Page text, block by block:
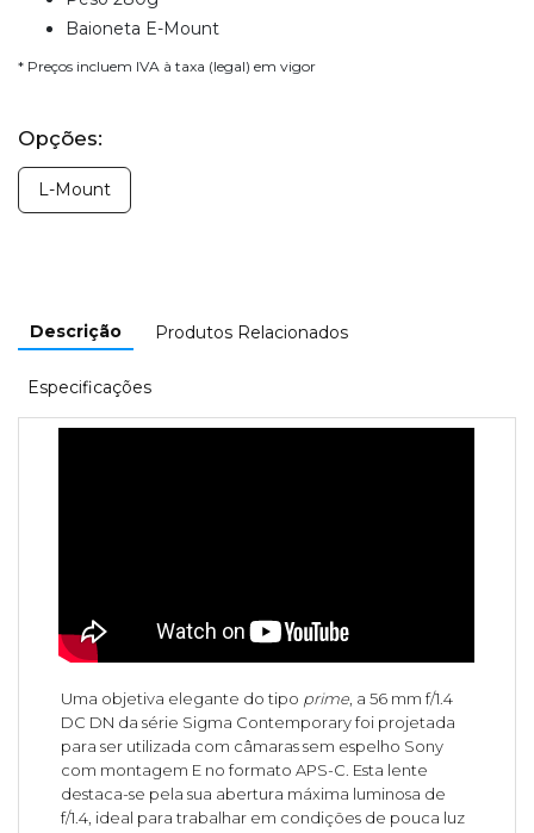
Baioneta E-Mount
* Preços incluem IVA à taxa (legal) em vigor
Opções:
L-Mount
Descrição Produtos Relacionados
Especificações
Uma objetiva elegante do tipo prime , a 56 mm f/1.4
DC DN da série Sigma Contemporary foi projetada
para ser utilizada com câmaras sem espelho Sony
com montagem E no formato APS-C. Esta lente
destaca-se pela sua abertura máxima luminosa de
f/1.4, ideal para trabalhar em condições de pouca luz